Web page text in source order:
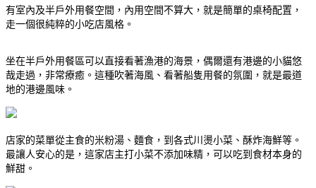
有室內及半戶外用餐空間，內用空間不算大，就是簡單的桌椅配置，
走一個很純粹的小吃店風格。
坐在半戶外用餐區可以直接看著漁港的海景，偶爾還有港邊的小貓悠
哉走過，非常療癒。這種吹著海風、看著船隻用餐的氛圍，就是最道
地的港邊風味。
店家的菜單從主食的米粉湯、麵食，到各式川燙小菜、酥炸海鮮等。
最讓人安心的是，這家店主打小菜不添加味精，可以吃到食材本身的
鮮甜。